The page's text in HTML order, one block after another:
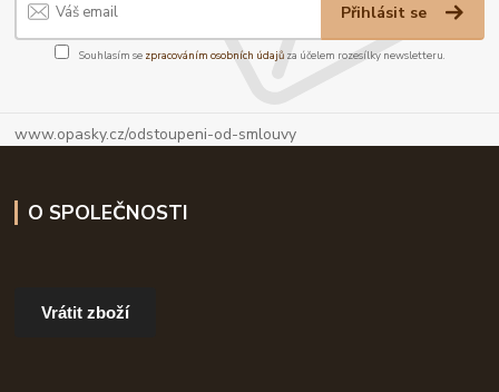
Přihlásit se
Souhlasím se zpracováním osobních údajůza účelem rozesílky newsletteru.
www.opasky.cz/odstoupeni-od-smlouvy
O SPOLEČNOSTI
Vrátit zboží